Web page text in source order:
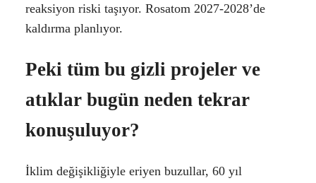
reaksiyon riski taşıyor. Rosatom 2027-2028’de
kaldırma planlıyor.
Peki tüm bu gizli projeler ve
atıklar bugün neden tekrar
konuşuluyor?
İklim değişikliğiyle eriyen buzullar, 60 yıl